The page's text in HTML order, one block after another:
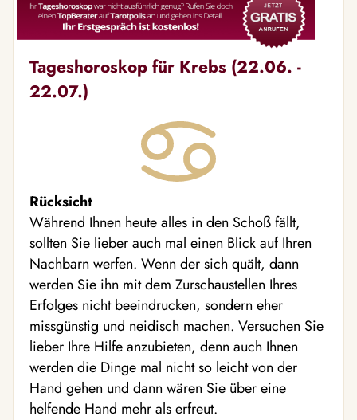
Tageshoroskop für Krebs (22.06. -
22.07.)
Rücksicht
Während Ihnen heute alles in den Schoß fällt,
sollten Sie lieber auch mal einen Blick auf Ihren
Nachbarn werfen. Wenn der sich quält, dann
werden Sie ihn mit dem Zurschaustellen Ihres
Erfolges nicht beeindrucken, sondern eher
missgünstig und neidisch machen. Versuchen Sie
lieber Ihre Hilfe anzubieten, denn auch Ihnen
werden die Dinge mal nicht so leicht von der
Hand gehen und dann wären Sie über eine
helfende Hand mehr als erfreut.